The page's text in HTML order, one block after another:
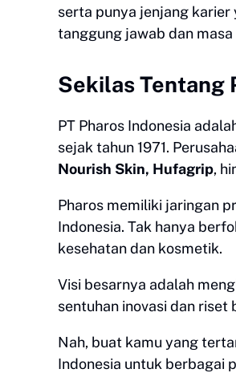
serta punya jenjang
tanggung jawab dan masa
Sekilas Tentang
PT Pharos Indonesia
sejak tahun 1971.
Nourish Skin, Hufagrip,
Pharos memiliki jaringan
Indonesia. Tak hanya
kesehatan dan kosmetik.
Visi besarnya adalah
sentuhan inovasi dan riset
Nah, buat kamu yang
Indonesia untuk berbagai